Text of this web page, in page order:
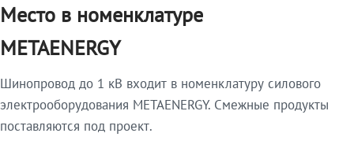
Место в номенклатуре
METAENERGY
Шинопровод до 1 кВ входит в номенклатуру силового
электрооборудования METAENERGY. Смежные продукты
поставляются под проект.